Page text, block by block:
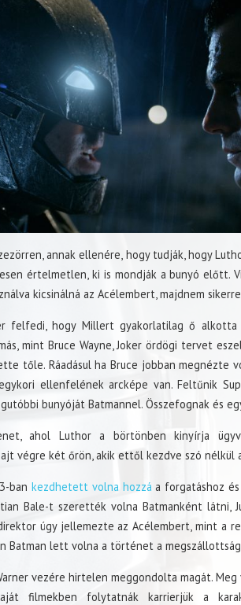
annak ellenére, hogy tudják, hogy
értelmetlen, ki is mondják a bunyó előtt.
kicsinálná az Acélembert, majdnem
felfedi, hogy Millert gyakorlatilag ő
mint Bruce Wayne, Joker ördögi tervet
tőle. Ráadásul ha Bruce jobban megnézte
ellenfelének arcképe van. Feltűnik
bunyóját Batmannel. Összefognak és
ahol Luthor a börtönben kinyírja
végre két őrön, akik ettől kezdve szó nélkül
ban kezdhetett volna hozzá a forgatáshoz
Bale-t szerették volna Batmanként látni,
úgy jellemezte az Acélembert, mint a
Batman lett volna a történet a
vezére hirtelen meggondolta magát.
filmekben folytatnák karrierjük a